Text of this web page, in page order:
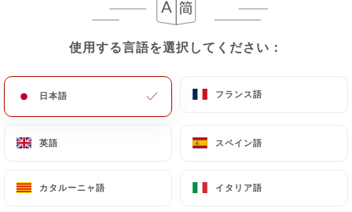
使用する言語を選択してください：
日本語 フランス語
英語 スペイン語
カタルーニャ語 イタリア語
使用する言語を選択してください：
日本語 フランス語
英語 スペイン語
カタルーニャ語 イタリア語